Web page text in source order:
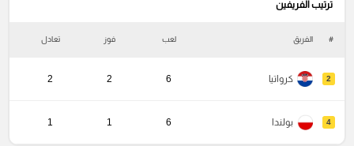
ترتيب الفريفين
# الفريق لعب فوز تعادل
2 كرواتيا 6
2
2
4 بولندا 6
1
1